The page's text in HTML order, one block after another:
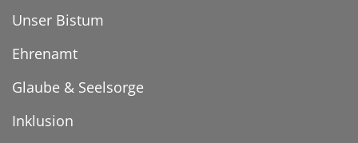
Unser Bistum
Ehrenamt
Glaube & Seelsorge
Inklusion